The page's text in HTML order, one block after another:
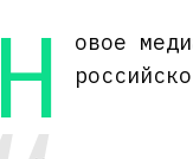
Н
овое